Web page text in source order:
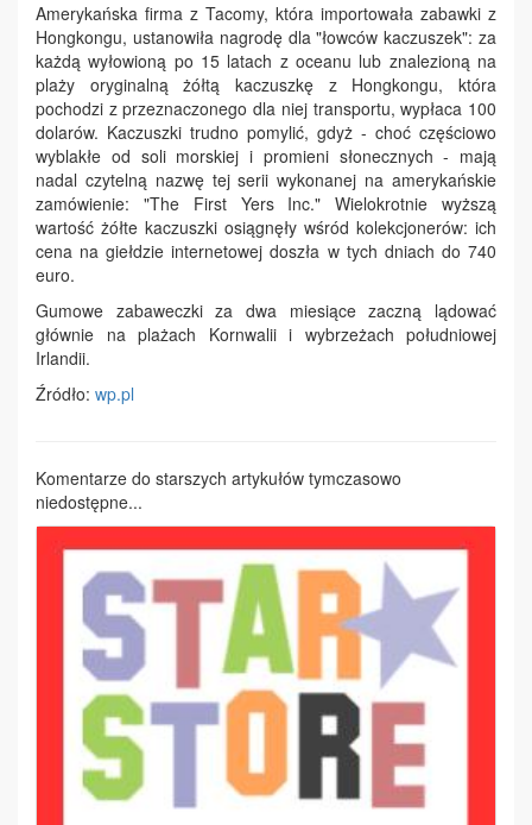
Amerykańska firma z Tacomy, która importowała zabawki z
Hongkongu, ustanowiła nagrodę dla "łowców kaczuszek": za
każdą wyłowioną po 15 latach z oceanu lub znalezioną na
plaży oryginalną żółtą kaczuszkę z Hongkongu, która
pochodzi z przeznaczonego dla niej transportu, wypłaca 100
dolarów. Kaczuszki trudno pomylić, gdyż - choć częściowo
wyblakłe od soli morskiej i promieni słonecznych - mają
nadal czytelną nazwę tej serii wykonanej na amerykańskie
zamówienie: "The First Yers Inc." Wielokrotnie wyższą
wartość żółte kaczuszki osiągnęły wśród kolekcjonerów: ich
cena na giełdzie internetowej doszła w tych dniach do 740
euro.
Gumowe zabaweczki za dwa miesiące zaczną lądować
głównie na plażach Kornwalii i wybrzeżach południowej
Irlandii.
Źródło: wp.pl
Komentarze do starszych artykułów tymczasowo
niedostępne...